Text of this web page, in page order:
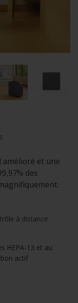
et une
des
à distance
HEPA-13 et au
actif